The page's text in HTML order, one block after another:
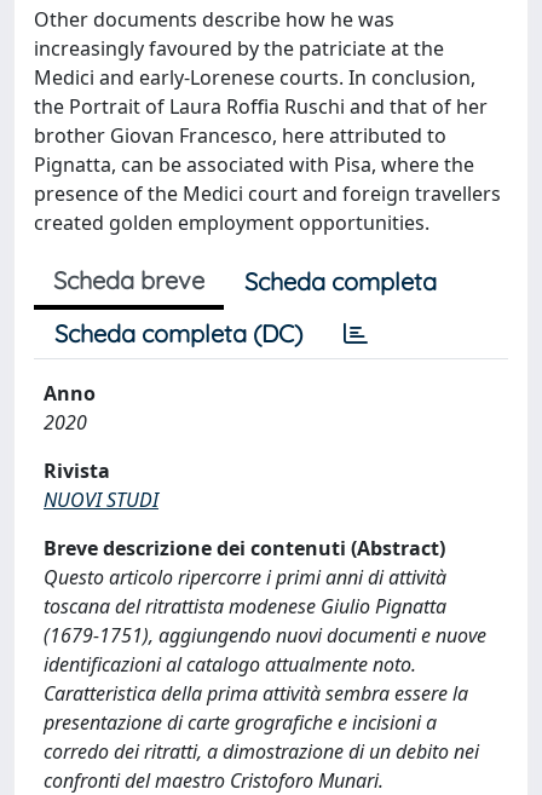
Other documents describe how he was
increasingly favoured by the patriciate at the
Medici and early-Lorenese courts. In conclusion,
the Portrait of Laura Roffia Ruschi and that of her
brother Giovan Francesco, here attributed to
Pignatta, can be associated with Pisa, where the
presence of the Medici court and foreign travellers
created golden employment opportunities.
Scheda breve
Scheda completa
Scheda completa (DC)
Anno
2020
Rivista
NUOVI STUDI
Breve descrizione dei contenuti (Abstract)
Questo articolo ripercorre i primi anni di attività
toscana del ritrattista modenese Giulio Pignatta
(1679-1751), aggiungendo nuovi documenti e nuove
identificazioni al catalogo attualmente noto.
Caratteristica della prima attività sembra essere la
presentazione di carte grografiche e incisioni a
corredo dei ritratti, a dimostrazione di un debito nei
confronti del maestro Cristoforo Munari.